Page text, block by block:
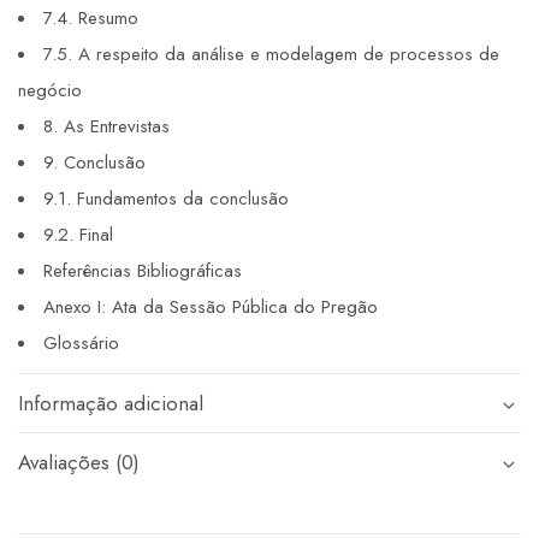
7.4. Resumo
7.5. A respeito da análise e modelagem de processos de
negócio
8. As Entrevistas
9. Conclusão
9.1. Fundamentos da conclusão
9.2. Final
Referências Bibliográficas
Anexo I: Ata da Sessão Pública do Pregão
Glossário
Informação adicional
Avaliações (0)